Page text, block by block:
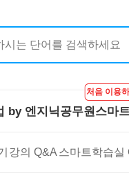
by 엔지닉공무원
처음 이용
스마
강의 Q&A 스마트학습실
이공계 강의